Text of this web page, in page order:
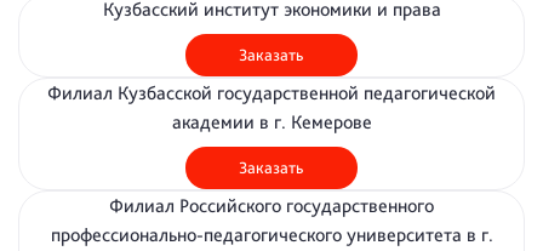
Кузбасский институт экономики и права
Заказать
Филиал Кузбасской государственной педагогической
академии в г. Кемерове
Заказать
Филиал Российского государственного
профессионально-педагогического университета в г.